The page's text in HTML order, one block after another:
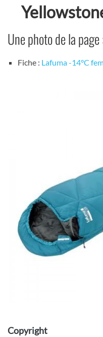
Une photo de la page
Fiche : Lafuma -14°C
Copyright